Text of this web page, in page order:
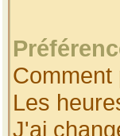
Les
J'ai